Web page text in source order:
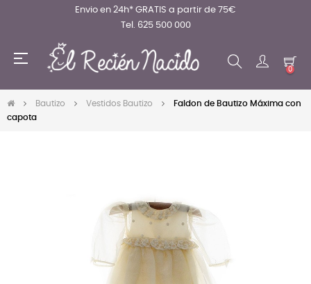
Envio en 24h* GRATIS a partir de 75€
Tel. 625 500 000
Navegación
☰
0
Bautizo Vestidos Bautizo
Faldon de Bautizo Máxima con
capota